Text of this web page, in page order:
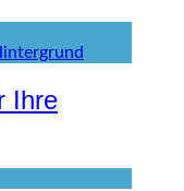
Ihre